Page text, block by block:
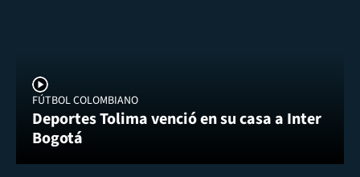
FÚTBOL COLOMBIANO
Deportes Tolima venció en su casa a Inter
Bogotá